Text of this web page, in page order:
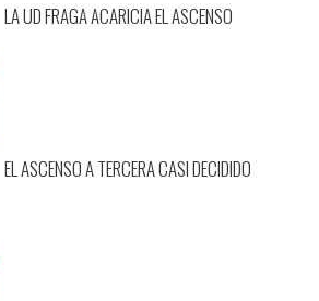
LA UD FRAGA ACARICIA EL ASCENSO
EL ASCENSO A TERCERA CASI DECIDIDO